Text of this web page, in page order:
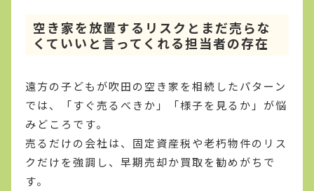
空き家を放置するリスクとまだ売らな
くていいと言ってくれる担当者の存在
遠方の子どもが吹田の空き家を相続したパターン
では、「すぐ売るべきか」「様子を見るか」が悩
みどころです。
売るだけの会社は、固定資産税や老朽物件のリス
クだけを強調し、早期売却か買取を勧めがちで
す。